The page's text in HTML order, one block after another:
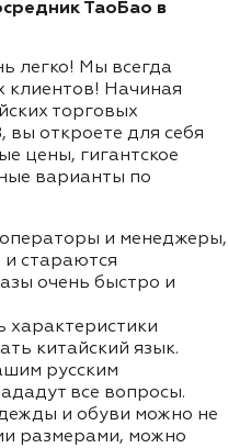
ТаоБао в
легко! Мы всегда
клиентов! Начиная
торговых
откроете для себя
цены, гигантское
варианты по
и менеджеры,
и стараются
очень быстро и
характеристики
китайский язык.
русским
все вопросы.
и обуви можно не
размерами, можно